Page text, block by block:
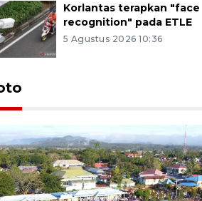
Korlantas terapkan "face
recognition" pada ETLE
5 Agustus 2026 10:36